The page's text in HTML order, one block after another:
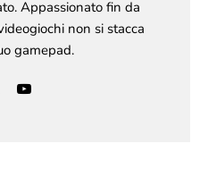
Appassionato fin da
non si stacca
gamepad.